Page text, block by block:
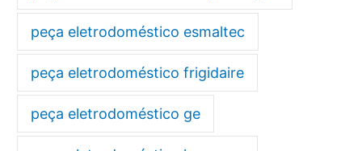
peça eletrodoméstico esmaltec
peça eletrodoméstico frigidaire
peça eletrodoméstico ge